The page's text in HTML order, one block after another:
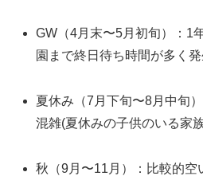
GW（4月末〜5月初旬）：1
園まで終日待ち時間が多く
夏休み（7月下旬〜8月中旬
混雑(夏休みの子供のいる家
秋（9月〜11月）：比較的空